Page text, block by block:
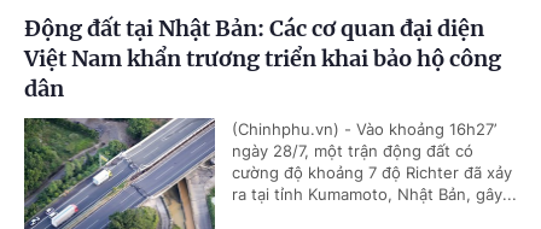
Động đất tại Nhật Bản: Các cơ quan đại diện
Việt Nam khẩn trương triển khai bảo hộ công
dân
(Chinhphu.vn) - Vào khoảng 16h27’
ngày 28/7, một trận động đất có
cường độ khoảng 7 độ Richter đã xảy
ra tại tỉnh Kumamoto, Nhật Bản, gây...